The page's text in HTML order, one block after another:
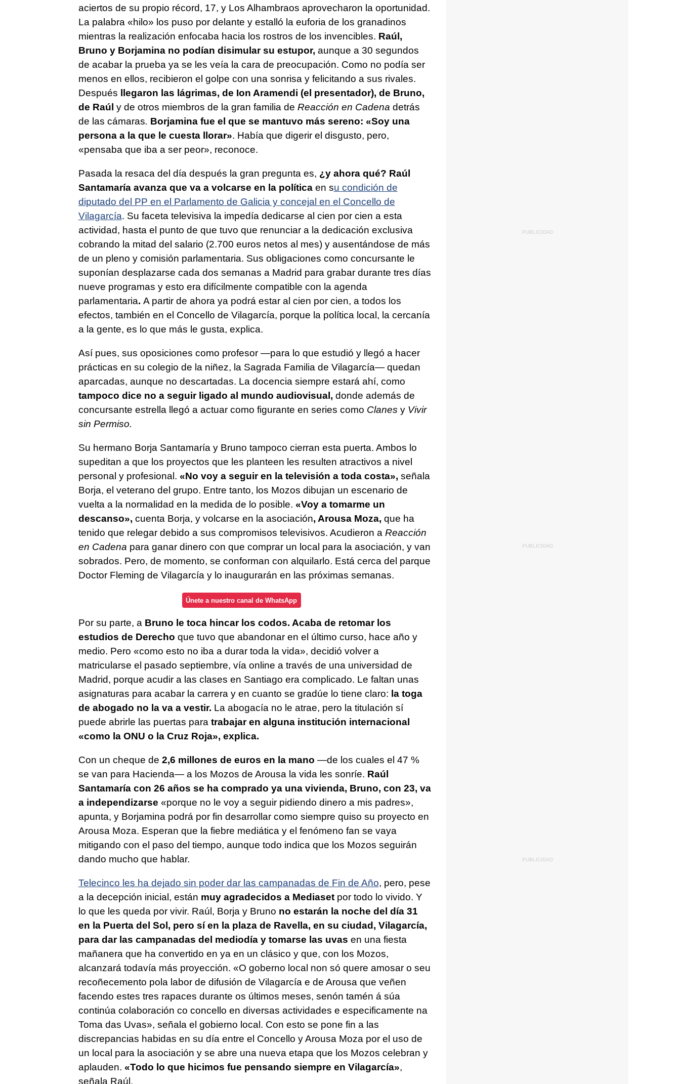
aciertos de su propio récord, 17, y Los Alhambraos aprovecharon la oportunidad.
La palabra «hilo» los puso por delante y estalló la euforia de los granadinos
mientras la realización enfocaba hacia los rostros de los invencibles. Raúl,
Bruno y Borjamina no podían disimular su estupor, aunque a 30 segundos
de acabar la prueba ya se les veía la cara de preocupación. Como no podía ser
menos en ellos, recibieron el golpe con una sonrisa y felicitando a sus rivales.
Después llegaron las lágrimas, de Ion Aramendi (el presentador), de Bruno,
de Raúl y de otros miembros de la gran familia de Reacción en Cadena detrás
de las cámaras. Borjamina fue el que se mantuvo más sereno: «Soy una
persona a la que le cuesta llorar». Había que digerir el disgusto, pero,
«pensaba que iba a ser peor», reconoce.
Pasada la resaca del día después la gran pregunta es, ¿y ahora qué? Raúl
Santamaría avanza que va a volcarse en la políticaen su condición de
diputado del PP en el Parlamento de Galicia y concejal en el Concello de
Vilagarcía. Su faceta televisiva la impedía dedicarse al cien por cien a esta
actividad, hasta el punto de que tuvo que renunciar a la dedicación exclusiva
cobrando la mitad del salario (2.700 euros netos al mes) y ausentándose de más
de un pleno y comisión parlamentaria. Sus obligaciones como concursante le
suponían desplazarse cada dos semanas a Madrid para grabar durante tres días
nueve programas y esto era difícilmente compatible con la agenda
parlamentaria. A partir de ahora ya podrá estar al cien por cien, a todos los
efectos, también en el Concello de Vilagarcía, porque la política local, la cercanía
a la gente, es lo que más le gusta, explica.
Así pues, sus oposiciones como profesor —para lo que estudió y llegó a hacer
prácticas en su colegio de la niñez, la Sagrada Familia de Vilagarcía— quedan
aparcadas, aunque no descartadas. La docencia siempre estará ahí, como
tampoco dice no a seguir ligado al mundo audiovisual, donde además de
concursante estrella llegó a actuar como figurante en series como Clanes y Vivir
sin Permiso.
Su hermano Borja Santamaría y Bruno tampoco cierran esta puerta. Ambos lo
supeditan a que los proyectos que les planteen les resulten atractivos a nivel
personal y profesional. «No voy a seguir en la televisión a toda costa», señala
Borja, el veterano del grupo. Entre tanto, los Mozos dibujan un escenario de
vuelta a la normalidad en la medida de lo posible. «Voy a tomarme un
descanso», cuenta Borja, y volcarse en la asociación, Arousa Moza, que ha
tenido que relegar debido a sus compromisos televisivos. Acudieron aReacción
en Cadena para ganar dinero con que comprar un local para la asociación, y van
sobrados. Pero, de momento, se conforman con alquilarlo. Está cerca del parque
Doctor Fleming de Vilagarcía y lo inaugurarán en las próximas semanas.
Únete a nuestro canal de WhatsApp
Por su parte, a Bruno le toca hincar los codos. Acaba de retomar los
estudios de Derecho que tuvo que abandonar en el último curso, hace año y
medio. Pero «como esto no iba a durar toda la vida», decidió volver a
matricularse el pasado septiembre, vía online a través de una universidad de
Madrid, porque acudir a las clases en Santiago era complicado. Le faltan unas
asignaturas para acabar la carrera y en cuanto se gradúe lo tiene claro: la toga
de abogado no la va a vestir. La abogacía no le atrae, pero la titulación sí
puede abrirle las puertas para trabajar en alguna institución internacional
«como la ONU o la Cruz Roja», explica.
Con un cheque de 2,6 millones de euros en la mano —de los cuales el 47 %
se van para Hacienda— a los Mozos de Arousa la vida les sonríe. Raúl
Santamaría con 26 años se ha comprado ya una vivienda, Bruno, con 23, va
a independizarse «porque no le voy a seguir pidiendo dinero a mis padres»,
apunta, y Borjamina podrá por fin desarrollar como siempre quiso su proyecto en
Arousa Moza. Esperan que la fiebre mediática y el fenómeno fan se vaya
mitigando con el paso del tiempo, aunque todo indica que los Mozos seguirán
dando mucho que hablar.
Telecinco les ha dejado sin poder dar las campanadas de Fin de Año, pero, pese
a la decepción inicial, están muy agradecidos a Mediasetpor todo lo vivido. Y
lo que les queda por vivir. Raúl, Borja y Bruno no estarán la noche del día 31
en la Puerta del Sol, pero sí en la plaza de Ravella, en su ciudad, Vilagarcía,
para dar las campanadas del mediodía y tomarse las uvas en una fiesta
mañanera que ha convertido en ya en un clásico y que, con los Mozos,
alcanzará todavía más proyección. «O goberno local non só quere amosar o seu
recoñecemento pola labor de difusión de Vilagarcía e de Arousa que veñen
facendo estes tres rapaces durante os últimos meses, senón tamén á súa
continúa colaboración co concello en diversas actividades e especificamente na
Toma das Uvas», señala el gobierno local. Con esto se pone fin a las
discrepancias habidas en su día entre el Concello y Arousa Moza por el uso de
un local para la asociación y se abre una nueva etapa que los Mozos celebran y
aplauden. «Todo lo que hicimos fue pensando siempre en Vilagarcía»,
señala Raúl.